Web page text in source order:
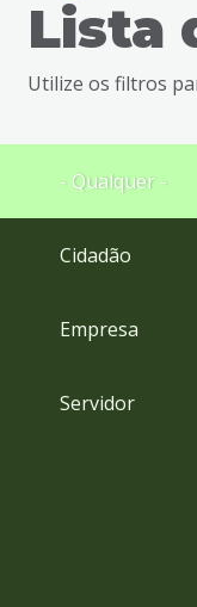
busca
Ir
rodapé
Lista
Utilize os filtros
- Qualquer -
Cidadão
Empresa
Servidor